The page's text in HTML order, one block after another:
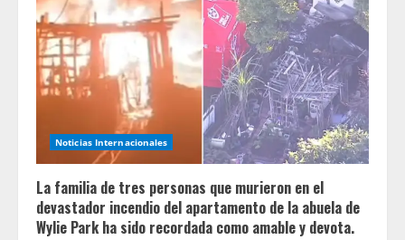
Noticias Internacionales
La familia de tres personas que murieron en el
devastador incendio del apartamento de la abuela de
Wylie Park ha sido recordada como amable y devota.